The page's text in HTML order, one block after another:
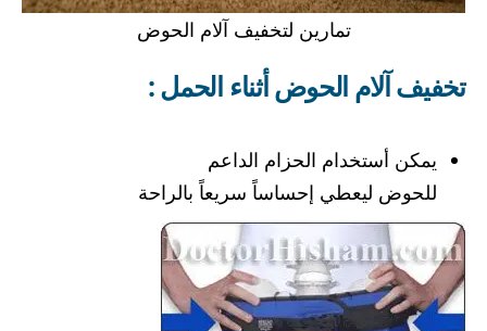
تمارين لتخفيف آلام الحوض
تخفيف آلام الحوض أثناء الحمل :
يمكن أستخدام الحزام الداعم
للحوض ليعطي إحساساً سريعاً بالراحة